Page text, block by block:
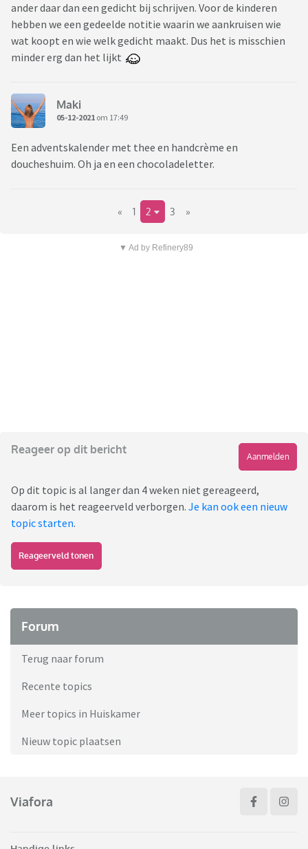
ander daar dan een gedicht bij schrijven. Voor de kinderen
hebben we een gedeelde notitie waarin we aankruisen wie
wat koopt en wie welk gedicht maakt. Dus het is misschien
minder erg dan het lijkt
Maki
05-12-2021 om 17:49
Een adventskalender met thee en handcrème en
doucheshuim. Oh ja en een chocoladeletter.
« 1 2 3 »
▼ Ad by Refinery89
Reageer op dit bericht
Aanmelden
Op dit topic is al langer dan 4 weken niet gereageerd,
daarom is het reageerveld verborgen. Je kan ook een nieuw
topic starten.
Reageerveld tonen
Forum
Terug naar forum
Recente topics
Meer topics in Huiskamer
Nieuw topic plaatsen
Viafora